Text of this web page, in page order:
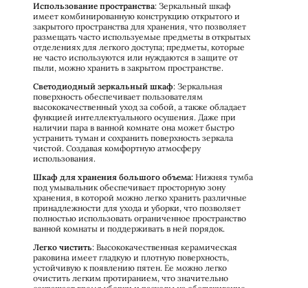
Использование пространства: Зеркальный шкаф
имеет комбинированную конструкцию открытого и
закрытого пространства для хранения, что позволяет
размещать часто используемые предметы в открытых
отделениях для легкого доступа; предметы, которые
не часто используются или нуждаются в защите от
пыли, можно хранить в закрытом пространстве.
Светодиодный зеркальный шкаф: Зеркальная
поверхность обеспечивает пользователям
высококачественный уход за собой, а также обладает
функцией интеллектуального осушения. Даже при
наличии пара в ванной комнате она может быстро
устранить туман и сохранить поверхность зеркала
чистой. Создавая комфортную атмосферу
использования.
Шкаф для хранения большого объема: Нижняя тумба
под умывальник обеспечивает просторную зону
хранения, в которой можно легко хранить различные
принадлежности для ухода и уборки, что позволяет
полностью использовать ограниченное пространство
ванной комнаты и поддерживать в ней порядок.
Легко чистить: Высококачественная керамическая
раковина имеет гладкую и плотную поверхность,
устойчивую к появлению пятен. Ее можно легко
очистить легким протиранием, что значительно